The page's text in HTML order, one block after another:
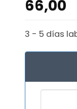
66,00
3 - 5 días